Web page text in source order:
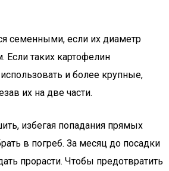
семенными, если их диаметр
Если таких картофелин
и более крупные,
их на две части.
избегая попадания прямых
в погреб. За месяц до посадки
прорасти. Чтобы предотвратить